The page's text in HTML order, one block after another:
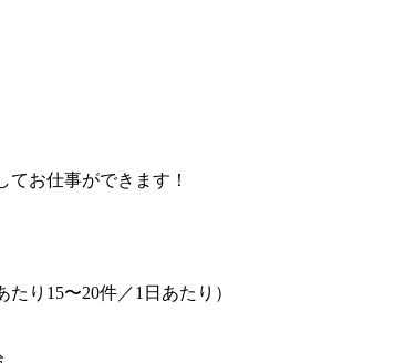
お仕事ができます！
り15〜20件／1日あたり）